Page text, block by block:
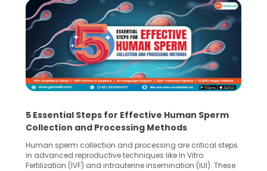
5 Essential Steps for Effective Human Sperm
Collection and Processing Methods
Human sperm collection and processing are critical steps
in advanced reproductive techniques like In Vitro
Fertilization (IVF) and intrauterine insemination (IUI). These